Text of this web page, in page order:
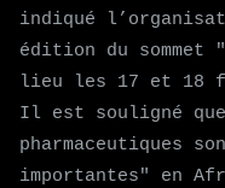
indiqué
édition du
lieu les 17 et 18
Il est souligné que
pharmaceutiques
importantes" en